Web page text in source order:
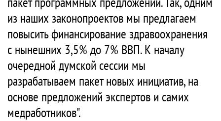
из наших законопроектов мы предлагаем
повысить финансирование здравоохранения
с нынешних 3,5% до 7% ВВП. К началу
очередной думской сессии мы
разрабатываем пакет новых инициатив, на
основе предложений экспертов и самих
медработников".